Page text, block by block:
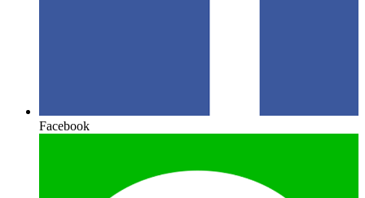
Facebook